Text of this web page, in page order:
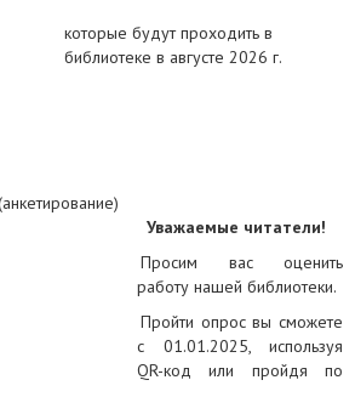
которые будут проходить в
библиотеке в августе 2026 г.
Уважаемые читатели!
Просим вас оценить
работу нашей библиотеки.
Пройти опрос вы сможете
с 01.01.2025, используя
QR-код или пройдя по